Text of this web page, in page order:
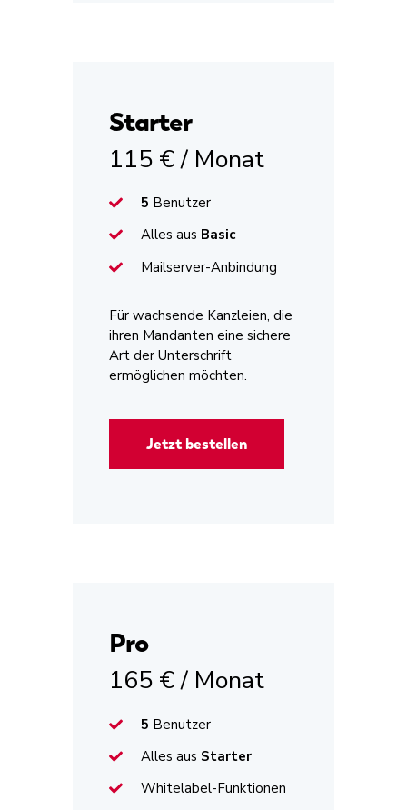
Starter
115 € / Monat
5 Benutzer
Alles aus Basic
Mailserver-Anbindung
Für wachsende Kanzleien, die
ihren Mandanten eine sichere
Art der Unterschrift
ermöglichen möchten.
Jetzt bestellen
Pro
165 € / Monat
5 Benutzer
Alles aus Starter
Whitelabel-Funktionen